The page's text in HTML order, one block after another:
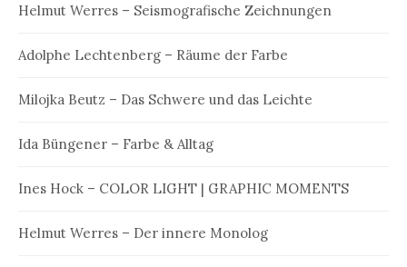
Helmut Werres – Seismografische Zeichnungen
Adolphe Lechtenberg – Räume der Farbe
Milojka Beutz – Das Schwere und das Leichte
Ida Büngener – Farbe & Alltag
Ines Hock – COLOR LIGHT | GRAPHIC MOMENTS
Helmut Werres – Der innere Monolog